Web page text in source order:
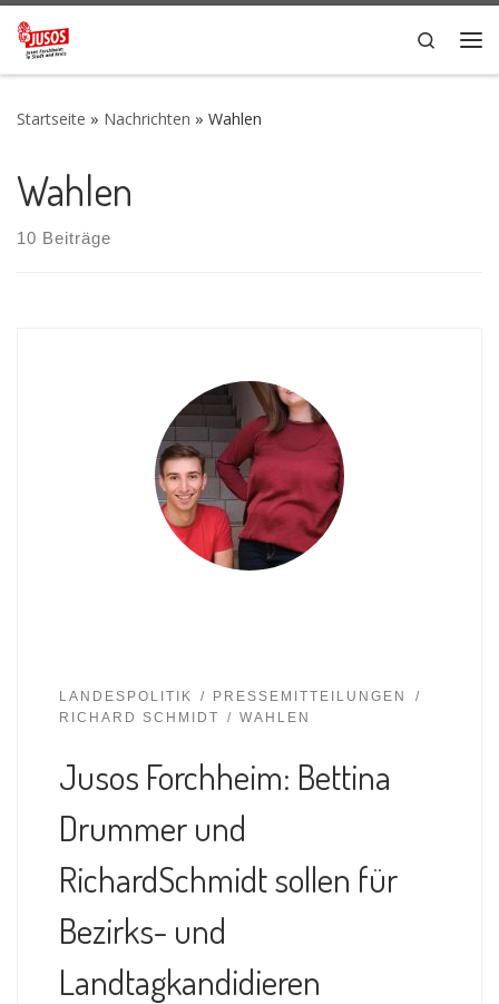
Zum Inhalt springen
Search
Startseite » Nachrichten » Wahlen
Wahlen
10 Beiträge
LANDESPOLITIK
PRESSEMITTEILUNGEN
RICHARD SCHMIDT
WAHLEN
Jusos Forchheim: Bettina
Drummer und
RichardSchmidt sollen für
Bezirks- und
Landtagkandidieren